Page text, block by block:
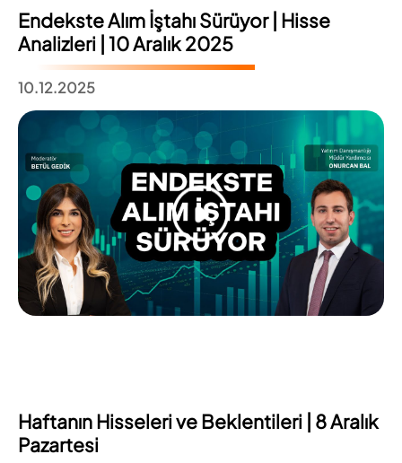
Endekste Alım İştahı Sürüyor | Hisse
Analizleri | 10 Aralık 2025
10.12.2025
Haftanın Hisseleri ve Beklentileri | 8 Aralık
Pazartesi